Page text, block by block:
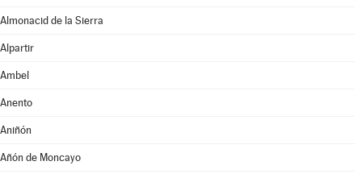
Almonacid de la Sierra
Alpartir
Ambel
Anento
Aniñón
Añón de Moncayo